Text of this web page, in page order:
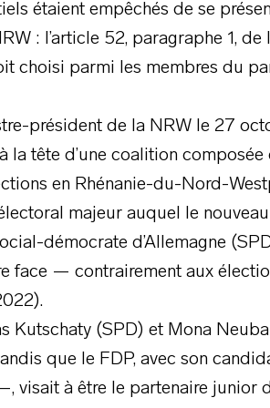
étaient empêchés de se
: l’article 52, paragraphe 1,
choisi parmi les membres du
président de la NRW le 27
tête d’une coalition composée
en Rhénanie-du-Nord-
majeur auquel le nouveau
démocrate d’Allemagne
face — contrairement aux
Kutschaty (SPD) et Mona
que le FDP, avec son
visait à être le partenaire junior